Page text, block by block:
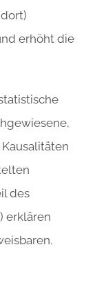
erhöht die
des
erklären